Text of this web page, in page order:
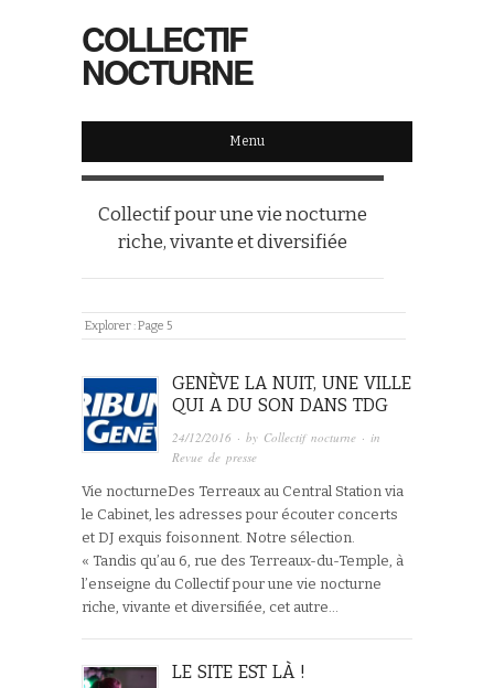
COLLECTIF
NOCTURNE
Menu
Collectif pour une vie nocturne
riche, vivante et diversifiée
Explorer :Page 5
GENÈVE LA NUIT, UNE VILLE
QUI A DU SON DANS TDG
24/12/2016 · by Collectif nocturne · in
Revue de presse
Vie nocturneDes Terreaux au Central Station via
le Cabinet, les adresses pour écouter concerts
et DJ exquis foisonnent. Notre sélection.
« Tandis qu’au 6, rue des Terreaux-du-Temple, à
l’enseigne du Collectif pour une vie nocturne
riche, vivante et diversifiée, cet autre…
LE SITE EST LÀ !